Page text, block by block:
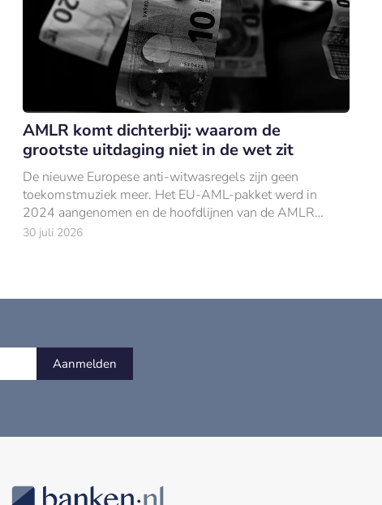
AMLR komt dichterbij: waarom de
grootste uitdaging niet in de wet zit
De nieuwe Europese anti-witwasregels zijn geen
toekomstmuziek meer. Het EU-AML-pakket werd in
2024 aangenomen en de hoofdlijnen van de AMLR
liggen vast.
30 juli 2026
Aanmelden